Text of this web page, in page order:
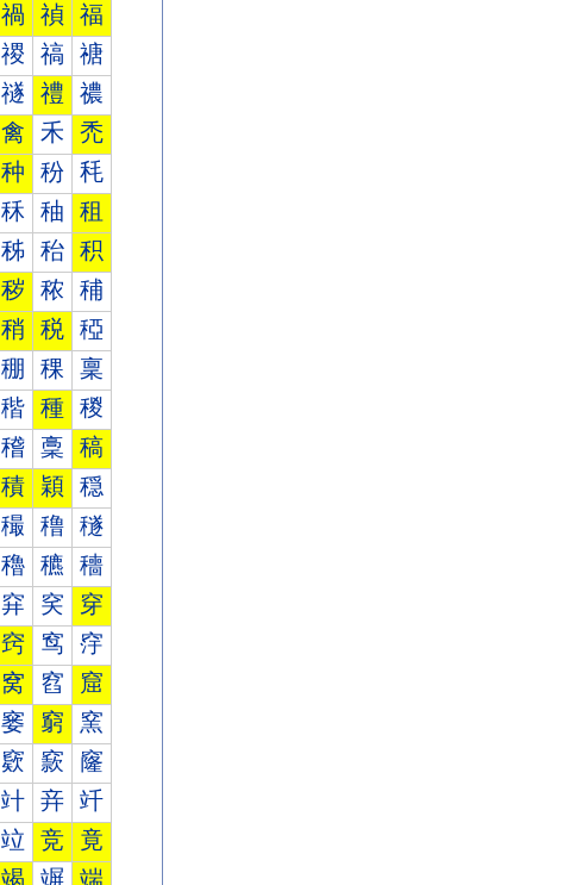
禍 禎 福
禝 禞 禟
禭 禮 禯
禽 禾 禿
种 秎 秏
秝 秞 租
秭 秮 积
秽 秾 秿
稍 税 稏
稝 稞 稟
稭 種 稯
稽 稾 稿
積 穎 穏
穝 穞 穟
穭 穮 穯
穽 穾 穿
窍 窎 窏
窝 窞 窟
窭 窮 窯
窽 窾 窿
竍 竎 竏
竝 竞 竟
竭 竮 端